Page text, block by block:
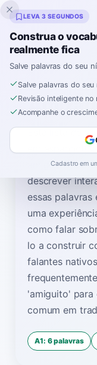
Inklingo
Home Vocabulário
Esta lista de
em espanhol!
amigos, o
descrever
essas
uma
como falar
lo a construir
falantes
'amiguito' para
comum em
A1: 6 palavras
LEVA 3 SEGUNDOS
Construa o
realmente fica
Salve palavras do seu
Salve palavras do seu
Revisão inteligente
Acompanhe o
Cadastro em